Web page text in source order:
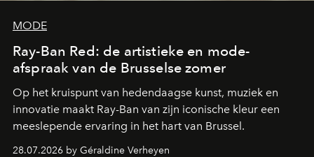
MODE
Ray-Ban Red: de artistieke en mode-
afspraak van de Brusselse zomer
Op het kruispunt van hedendaagse kunst, muziek en
innovatie maakt Ray-Ban van zijn iconische kleur een
meeslepende ervaring in het hart van Brussel.
28.07.2026 by Géraldine Verheyen